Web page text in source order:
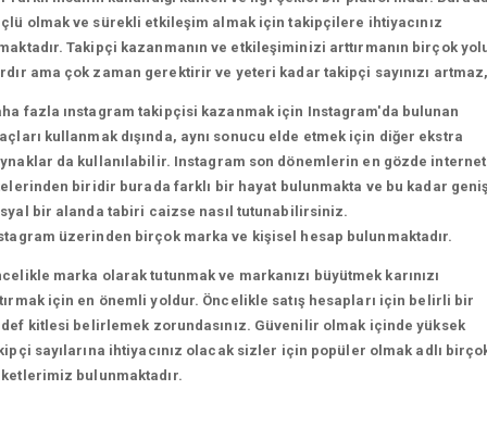
olmak ve sürekli etkileşim almak için takipçilere ihtiyacınız
Takipçi kazanmanın ve etkileşiminizi arttırmanın birçok
ama çok zaman gerektirir ve yeteri kadar takipçi sayınızı
fazla ınstagram takipçisi kazanmak için Instagram'da bulunan
kullanmak dışında, aynı sonucu elde etmek için diğer ekstra
da kullanılabilir. Instagram son dönemlerin en gözde internet
biridir burada farklı bir hayat bulunmakta ve bu kadar
bir alanda tabiri caizse nasıl tutunabilirsiniz.
üzerinden birçok marka ve kişisel hesap bulunmaktadır.
marka olarak tutunmak ve markanızı büyütmek karınızı
için en önemli yoldur. Öncelikle satış hesapları için belirli bir
kitlesi belirlemek zorundasınız. Güvenilir olmak içinde yüksek
sayılarına ihtiyacınız olacak sizler için popüler olmak adlı
bulunmaktadır.